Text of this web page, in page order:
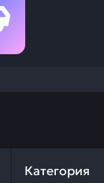
Категория